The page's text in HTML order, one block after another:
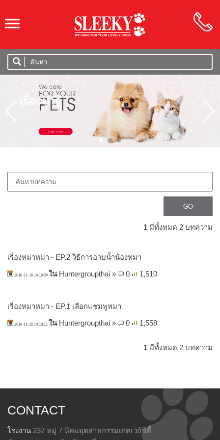
SLEEKY
เรื่องน่ารู้
1 มีทั้งหมด 2 บทความ
เรื่องหมาหมา - EP.2 วิธีการอาบน้ำน้องหมา
2018-11-16 14:19:24 ใน Huntergroupthai » 0 1,510
เรื่องหมาหมา - EP.1 เลือกแชมพูหมา
2018-11-16 14:18:11 ใน Huntergroupthai » 0 1,558
1 มีทั้งหมด 2 บทความ
CONTACT
โรงงาน 237 หมู่ 7 นิคมอุตสาหกรรมเกตเวย์ซิตี้